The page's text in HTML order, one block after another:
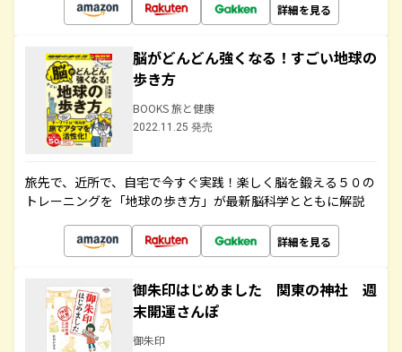
詳細を見る
脳がどんどん強くなる！すごい地球の
歩き方
BOOKS 旅と健康
2022.11.25 発売
旅先で、近所で、自宅で今すぐ実践！楽しく脳を鍛える５０の
トレーニングを「地球の歩き方」が最新脳科学とともに解説
詳細を見る
御朱印はじめました 関東の神社 週
末開運さんぽ
御朱印